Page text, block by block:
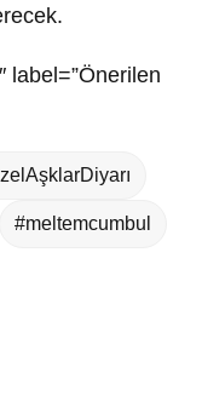
label=”Önerilen
#meltemcumbul